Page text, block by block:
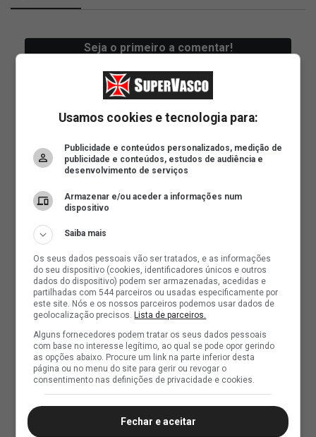
Usamos cookies e tecnologia para:
Publicidade e conteúdos personalizados, medição de
publicidade e conteúdos, estudos de audiência e
desenvolvimento de serviços
Armazenar e/ou aceder a informações num
dispositivo
Saiba mais
Os seus dados pessoais vão ser tratados, e as informações
do seu dispositivo (cookies, identificadores únicos e outros
dados do dispositivo) podem ser armazenadas, acedidas e
partilhadas com 544 parceiros ou usadas especificamente por
este site. Nós e os nossos parceiros podemos usar dados de
geolocalização precisos. Lista de parceiros.
Alguns fornecedores podem tratar os seus dados pessoais
com base no interesse legítimo, ao qual se pode opor gerindo
as opções abaixo. Procure um link na parte inferior desta
página ou no menu do site para gerir ou revogar o
consentimento nas definições de privacidade e cookies.
Fechar e aceitar